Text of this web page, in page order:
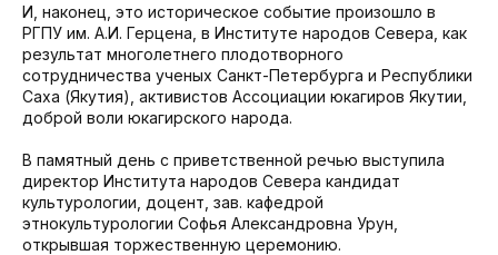
И, наконец, это историческое событие произошло в
РГПУ им. А.И. Герцена, в Институте народов Севера, как
результат многолетнего плодотворного
сотрудничества ученых Санкт-Петербурга и Республики
Саха (Якутия), активистов Ассоциации юкагиров Якутии,
доброй воли юкагирского народа.
В памятный день с приветственной речью выступила
директор Института народов Севера кандидат
культурологии, доцент, зав. кафедрой
этнокультурологии Софья Александровна Урун,
открывшая торжественную церемонию.